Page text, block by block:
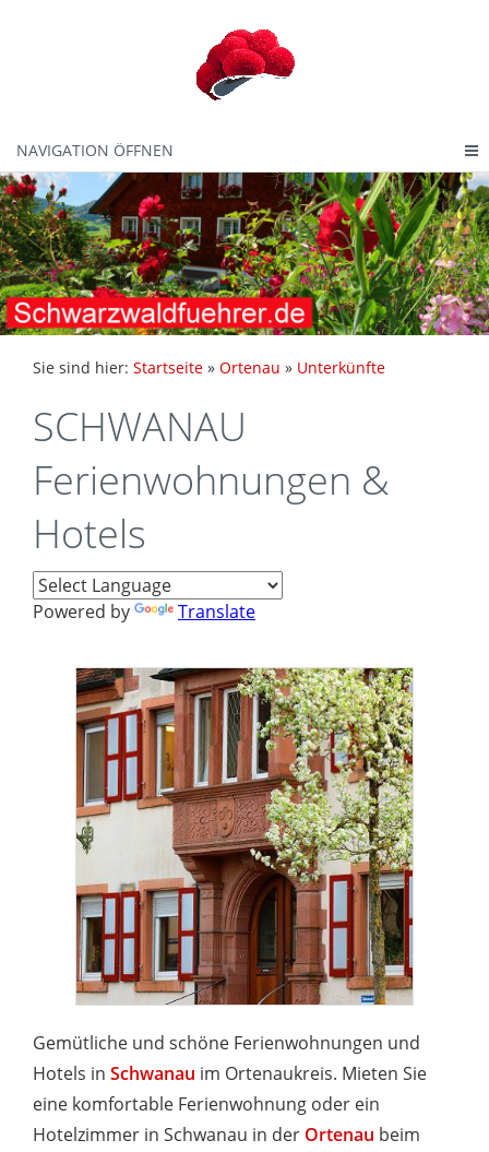
NAVIGATION ÖFFNEN
Sie sind hier: Startseite » Ortenau » Unterkünfte
SCHWANAU
Ferienwohnungen &
Hotels
Powered by Translate
Gemütliche und schöne Ferienwohnungen und
Hotels in Schwanau im Ortenaukreis. Mieten Sie
eine komfortable Ferienwohnung oder ein
Hotelzimmer in Schwanau in der Ortenau beim